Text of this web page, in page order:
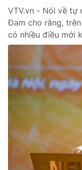
VTV.vn - Nói về tự
Đam cho rằng,
có nhiều điều mới